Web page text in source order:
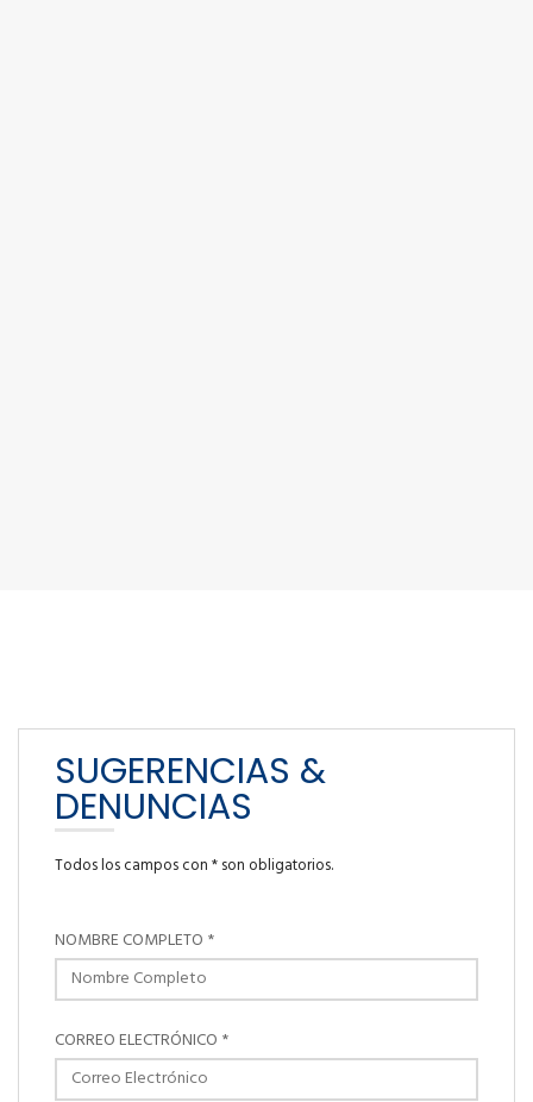
SUGERENCIAS &
DENUNCIAS
Todos los campos con * son obligatorios.
NOMBRE COMPLETO *
CORREO ELECTRÓNICO *